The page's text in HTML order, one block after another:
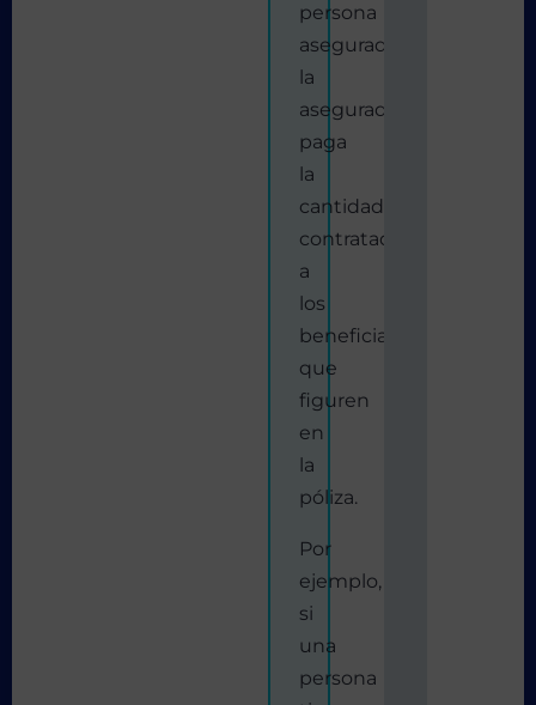
persona
asegurada,
la
aseguradora
paga
la
cantidad
contratada
a
los
beneficiarios
que
figuren
en
la
póliza.
Por
ejemplo,
si
una
persona